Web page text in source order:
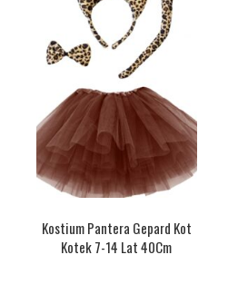
Kostium Pantera Gepard Kot
Kotek 7-14 Lat 40Cm